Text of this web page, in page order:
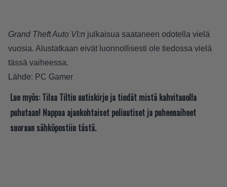
Grand Theft Auto VI:n julkaisua saataneen odotella vielä
vuosia. Alustatkaan eivät luonnollisesti ole tiedossa vielä
tässä vaiheessa.
Lähde: PC Gamer
Lue myös: Tilaa Tiltin uutiskirje ja tiedät mistä kahvitauolla
puhutaan! Nappaa ajankohtaiset peliuutiset ja puheenaiheet
suoraan sähköpostiin tästä.